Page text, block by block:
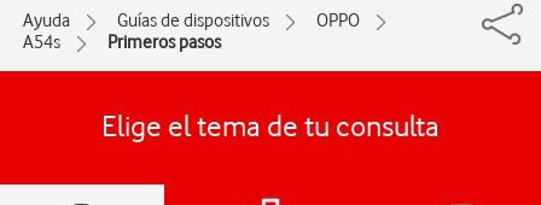
Ayuda Guías de dispositivos
OPPO
A54s
Primeros pasos
Elige el tema de tu consulta